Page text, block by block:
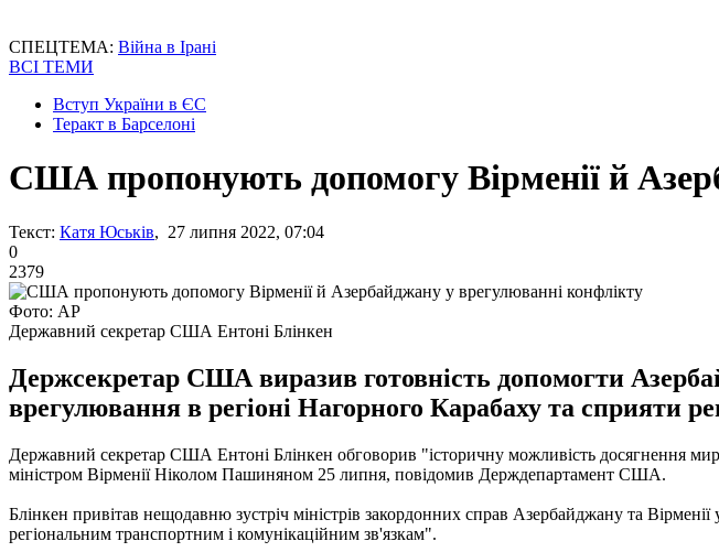
СПЕЦТЕМА: Війна в Ірані
ВСІ ТЕМИ
Вступ України в ЄС
Теракт в Барселоні
США пропонують допомогу Вірменії й
Текст: Катя Юськів, 27 липня 2022, 07:04
0
2379
Фото: АР
Державний секретар США Ентоні Блінкен
Держсекретар США виразив готовність допомогти
врегулювання в регіоні Нагорного Карабаху та сприяти
Державний секретар США Ентоні Блінкен обговорив "історичну можливість досягнення
міністром Вірменії Ніколом Пашиняном 25 липня, повідомив Держдепартамент США.
Блінкен привітав нещодавню зустріч міністрів закордонних справ Азербайджану та
регіональним транспортним і комунікаційним зв'язкам".